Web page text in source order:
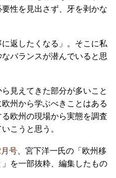
性を見出さず、牙を剥かな
に返したくなる」。そこに私
バランスが潜んでいると思
見えてきた部分が多いこと
州から学ぶべきことはある
欧州の現場から実態を調査
こうと思う。
月号 、宮下洋一氏の「欧州移
を一部抜粋、編集したもの